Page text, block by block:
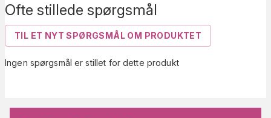
Ofte stillede spørgsmål
TIL ET NYT SPØRGSMÅL OM PRODUKTET
Ingen spørgsmål er stillet for dette produkt